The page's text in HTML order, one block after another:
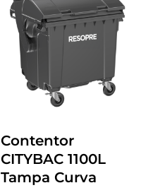
Contentor
CITYBAC 1100L
Tampa Curva